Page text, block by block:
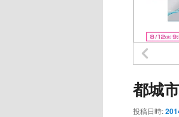
都城
投稿日時: